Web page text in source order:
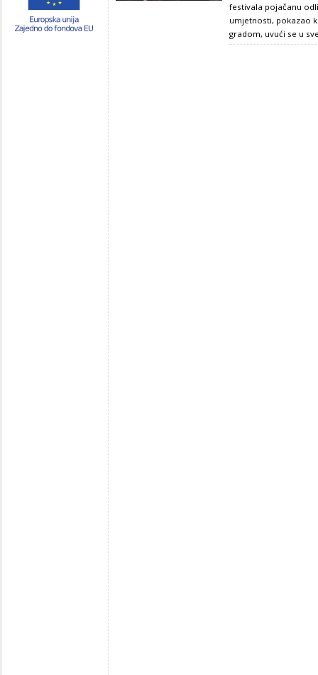
festivala pojačanu
umjetnosti, pokazao
gradom, uvući se u